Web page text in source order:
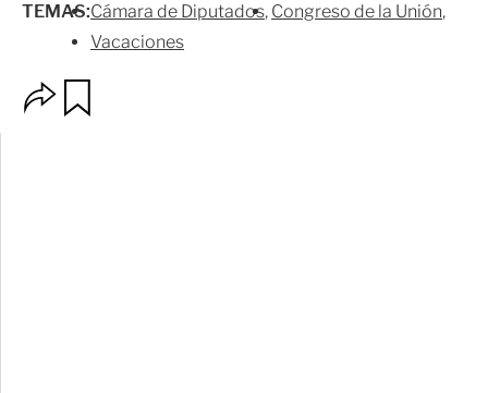
TEMAS:Cámara de Diputados Congreso de la Unión
Vacaciones